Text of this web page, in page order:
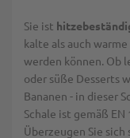
Sie ist
kalte als auch
werden können. Ob
oder süße Desserts
Bananen - in dieser
Schale ist gemäß EN
Überzeugen Sie